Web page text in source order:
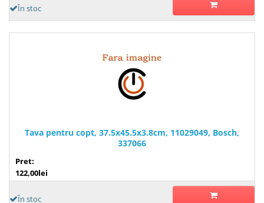
În stoc
Tava pentru copt, 37.5x45.5x3.8cm, 11029049, Bosch,
337066
Pret:
122,00lei
În stoc